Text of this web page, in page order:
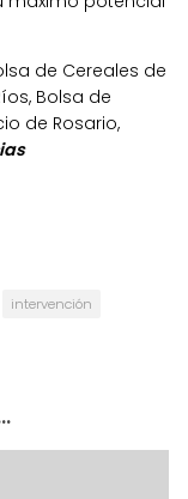
de Cereales de
Bolsa de
de Rosario,
intervención